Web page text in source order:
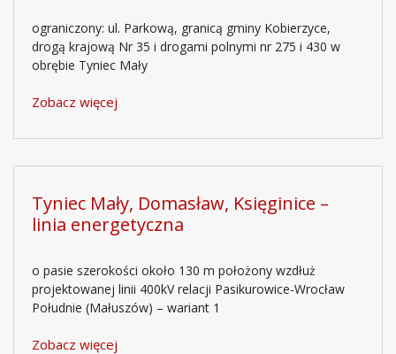
ograniczony: ul. Parkową, granicą gminy Kobierzyce,
drogą krajową Nr 35 i drogami polnymi nr 275 i 430 w
obrębie Tyniec Mały
Zobacz więcej
Tyniec Mały, Domasław, Księginice –
linia energetyczna
o pasie szerokości około 130 m położony wzdłuż
projektowanej linii 400kV relacji Pasikurowice-Wrocław
Południe (Małuszów) – wariant 1
Zobacz więcej